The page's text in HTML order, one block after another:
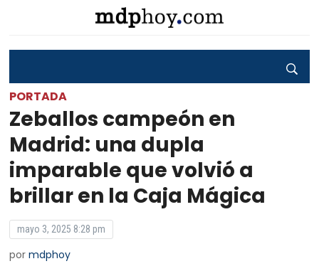
PORTADA
Zeballos campeón en
Madrid: una dupla
imparable que volvió a
brillar en la Caja Mágica
mayo 3, 2025 8:28 pm
pormdphoy